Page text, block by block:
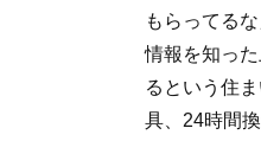
もらってる
情報を知っ
るという住
具、24時間